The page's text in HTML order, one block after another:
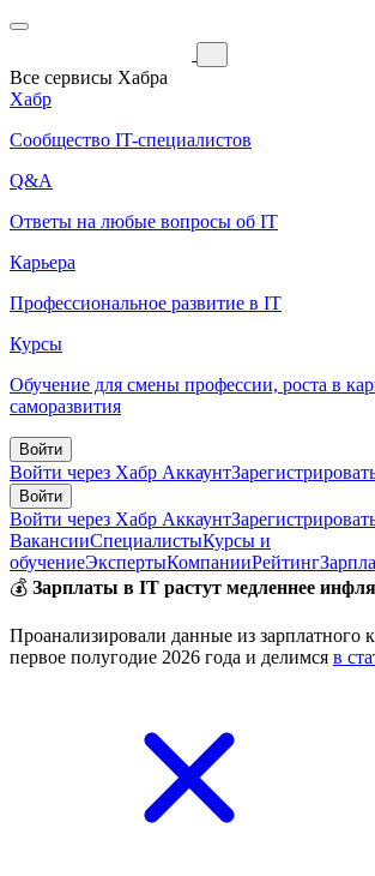
Все сервисы Хабра
Хабр
Сообщество IT-специалистов
Q&A
Ответы на любые вопросы об IT
Карьера
Профессиональное развитие в IT
Курсы
Обучение для смены профессии, роста в
саморазвития
Войти
Войти через Хабр Аккаунт
Войти
Войти через Хабр Аккаунт
ВакансииСпециалистыКурсы и
обучениеЭкспертыКомпанииРейтинг
💰 Зарплаты в IT растут медленнее
Проанализировали данные из зарплатного
первое полугодие 2026 года и делимся в